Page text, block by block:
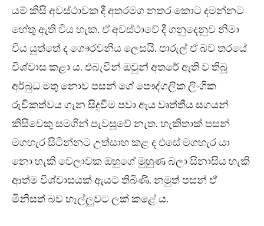
යම් කිසි අවස්ථාවක දී අතරමග නතර කොට දමන්නට
හේතු ඇති විය හැක. ඒ අවස්ථාවේ දී ගනුදෙනුව නිමා
විය යුත්තේ ද ගෞරවනීය ලෙසයි. පාරුල් ඒ බව තරයේ
විශ්වාස කළා ය. එබැවින් ඔවුන් අතරේ ඇති ව තිබූ
අර්බුධ මතු නොව පසන් ගේ පෞද්ගලික ලිංගික
රුචිකත්වය ගැන සිදුවීම පවා ඇය වෘත්තීය සගයන්
කිසිවෙකු සමගින් පැවසූවේ නැත. හැකිතාක් පසන්
මගහැර සිටින්නට උත්සාහ කළ ද එසේ මගහැර යා
නො හැකි වෙලාවක ඔහුගේ මුහුණ බලා සිනාසිය හැකි
ආත්ම විශ්වාසයක් ඇයට තිබිණි. නමුත් පසන් ඒ
මිනිසත් බව හෑල්ලුවට ලක් කළේ ය.